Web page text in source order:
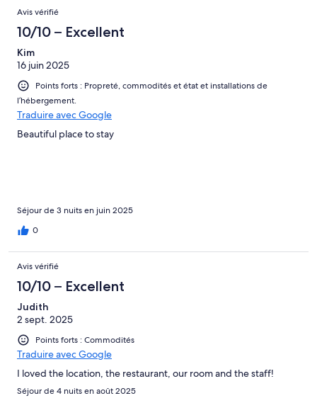
Avis vérifié
10/10 – Excellent
Kim
16 juin 2025
Points forts : Propreté, commodités et état et installations de
l’hébergement.
Traduire avec Google
Beautiful place to stay
Séjour de 3 nuits en juin 2025
0
Avis vérifié
10/10 – Excellent
Judith
2 sept. 2025
Points forts : Commodités
Traduire avec Google
I loved the location, the restaurant, our room and the staff!
Séjour de 4 nuits en août 2025